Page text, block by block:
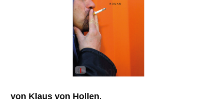
von Klaus von Hollen.